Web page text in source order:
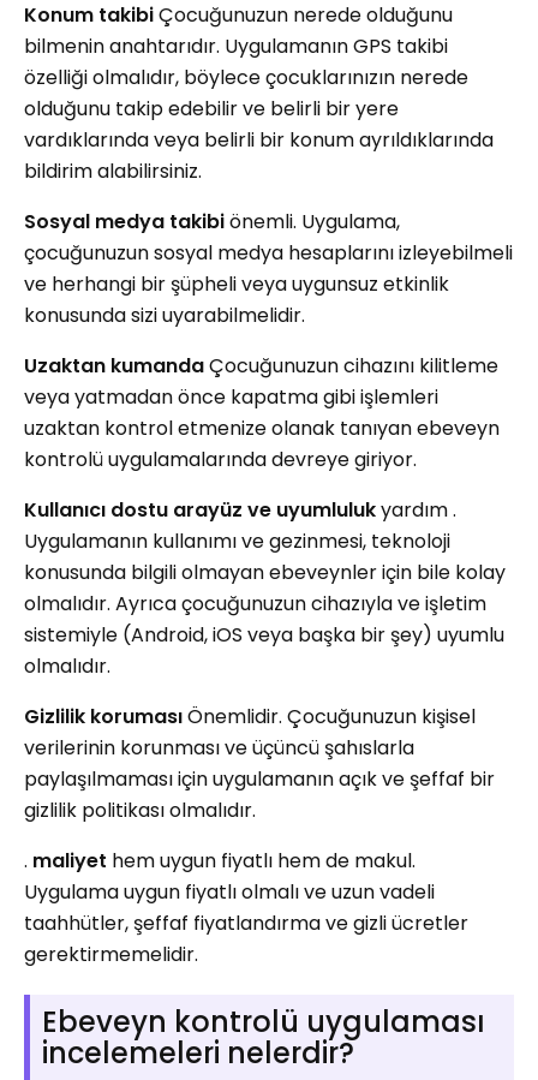
Konum takibiÇocuğunuzun nerede olduğunu
bilmenin anahtarıdır. Uygulamanın GPS takibi
özelliği olmalıdır, böylece çocuklarınızın nerede
olduğunu takip edebilir ve belirli bir yere
vardıklarında veya belirli bir konum ayrıldıklarında
bildirim alabilirsiniz.
Sosyal medya takibiönemli. Uygulama,
çocuğunuzun sosyal medya hesaplarını izleyebilmeli
ve herhangi bir şüpheli veya uygunsuz etkinlik
konusunda sizi uyarabilmelidir.
Uzaktan kumandaÇocuğunuzun cihazını kilitleme
veya yatmadan önce kapatma gibi işlemleri
uzaktan kontrol etmenize olanak tanıyan ebeveyn
kontrolü uygulamalarında devreye giriyor.
Kullanıcı dostu arayüz ve uyumlulukyardım .
Uygulamanın kullanımı ve gezinmesi, teknoloji
konusunda bilgili olmayan ebeveynler için bile kolay
olmalıdır. Ayrıca çocuğunuzun cihazıyla ve işletim
sistemiyle (Android, iOS veya başka bir şey) uyumlu
olmalıdır.
Gizlilik korumasıÖnemlidir. Çocuğunuzun kişisel
verilerinin korunması ve üçüncü şahıslarla
paylaşılmaması için uygulamanın açık ve şeffaf bir
gizlilik politikası olmalıdır.
. maliyet hem uygun fiyatlı hem de makul.
Uygulama uygun fiyatlı olmalı ve uzun vadeli
taahhütler, şeffaf fiyatlandırma ve gizli ücretler
gerektirmemelidir.
Ebeveyn kontrolü uygulaması
incelemeleri nelerdir?